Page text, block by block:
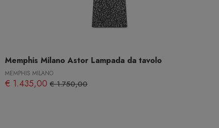
Memphis Milano Astor Lampada da tavolo
MEMPHIS MILANO
€ 1.435,00 € 1.750,00